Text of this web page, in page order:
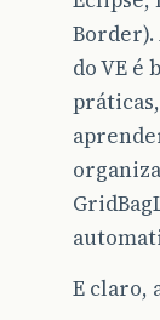
Border).
do VE é
E claro,